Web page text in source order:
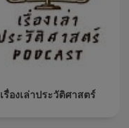
เรื่องเล่าประวัติศาสตร์